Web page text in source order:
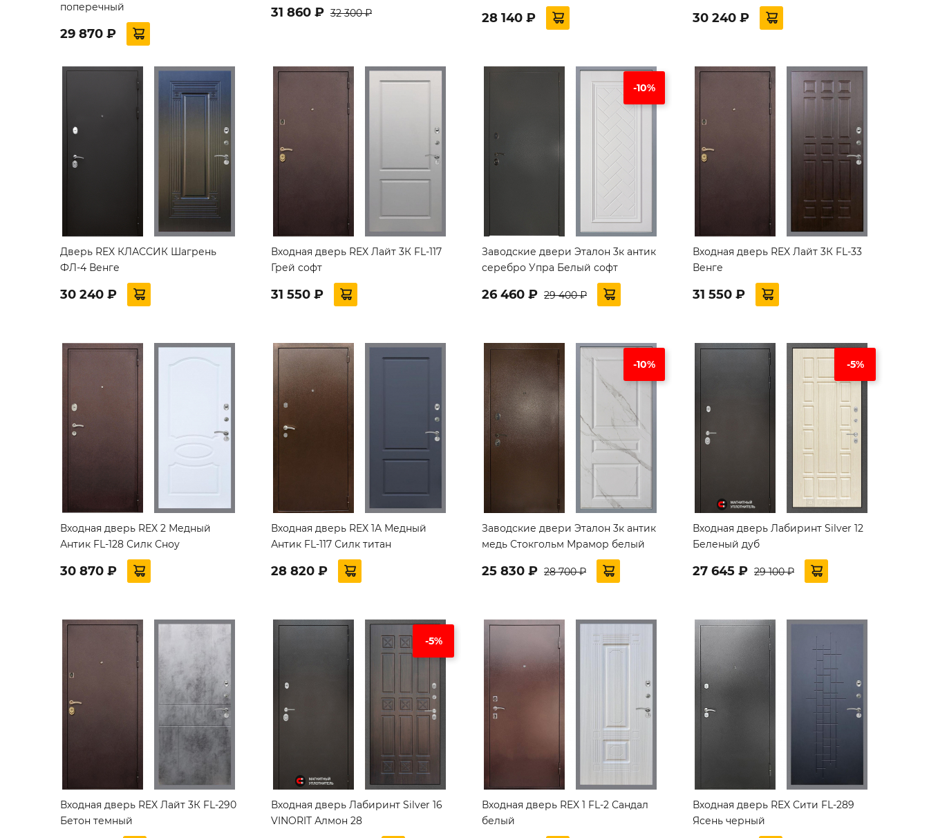
поперечный
29 870 ₽
31 860 ₽ 32 300 ₽ 28 140 ₽ 30 240 ₽
Дверь REX КЛАССИК Шагрень
ФЛ-4 Венге
30 240 ₽
Входная дверь REX Лайт 3К FL-117
Грей софт
31 550 ₽
-10%
Заводские двери Эталон 3к антик
серебро Упра Белый софт
26 460 ₽ 29 400 ₽
Входная дверь REX Лайт 3К FL-33
Венге
31 550 ₽
Входная дверь REX 2 Медный
Антик FL-128 Силк Сноу
30 870 ₽
Входная дверь REX 1А Медный
Антик FL-117 Силк титан
28 820 ₽
-10%
Заводские двери Эталон 3к антик
медь Стокгольм Мрамор белый
25 830 ₽ 28 700 ₽
-5%
Входная дверь Лабиринт Silver 12
Беленый дуб
27 645 ₽ 29 100 ₽
Входная дверь REX Лайт 3К FL-290
Бетон темный
-5%
Входная дверь Лабиринт Silver 16
VINORIT Алмон 28
Входная дверь REX 1 FL-2 Сандал
белый
Входная дверь REX Сити FL-289
Ясень черный